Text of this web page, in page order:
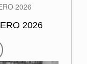
2026